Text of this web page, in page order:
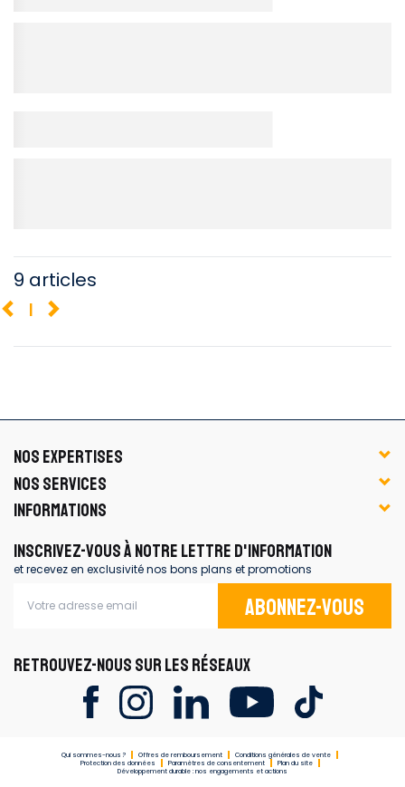
9 articles
1
NOS EXPERTISES
NOS SERVICES
INFORMATIONS
INSCRIVEZ-VOUS À NOTRE LETTRE D'INFORMATION
et recevez en exclusivité nos bons plans et promotions
Abonnez-vous
RETROUVEZ-NOUS SUR LES RÉSEAUX
Qui sommes-nous ? Offres de remboursement
Conditions générales de vente
Protection des données
Paramètres de consentement
Plan du site
Développement durable : nos engagements et actions